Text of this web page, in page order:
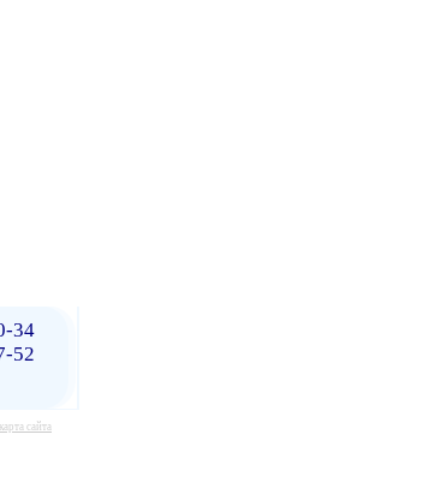
34
52
карта сайта